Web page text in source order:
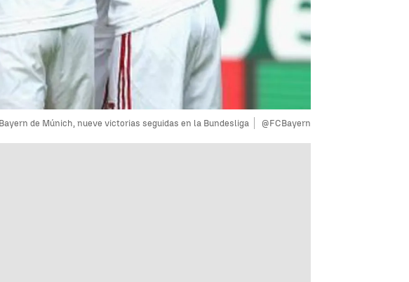
Bayern de Múnich, nueve victorias seguidas en la Bundesliga @FCBayern